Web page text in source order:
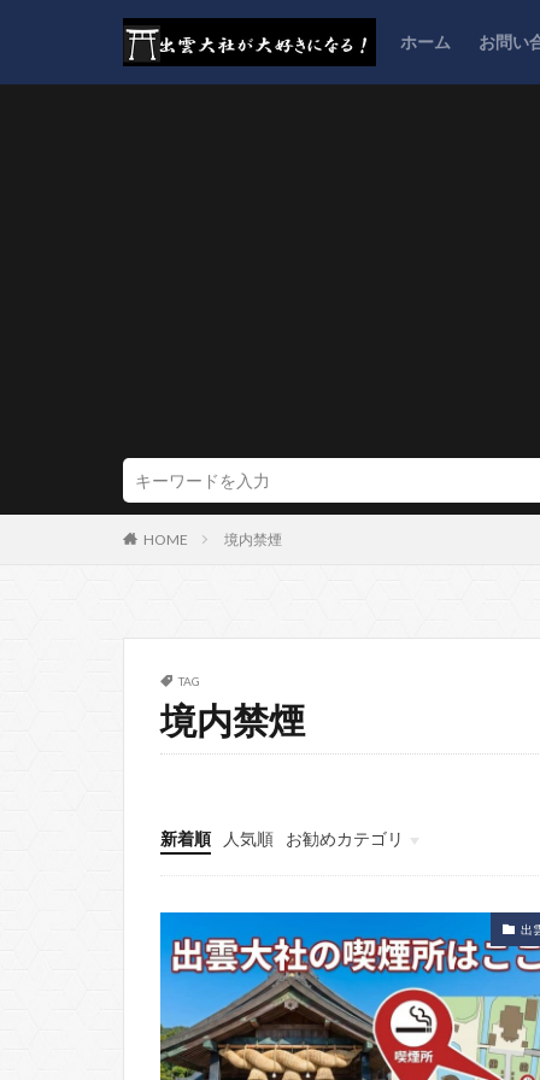
ホーム お問い
HOME 境内禁煙
TAG
境内禁煙
新着順 人気順
お勧めカテゴリ
出雲大社
出雲大社
素鵞社
そがのやしろ
出